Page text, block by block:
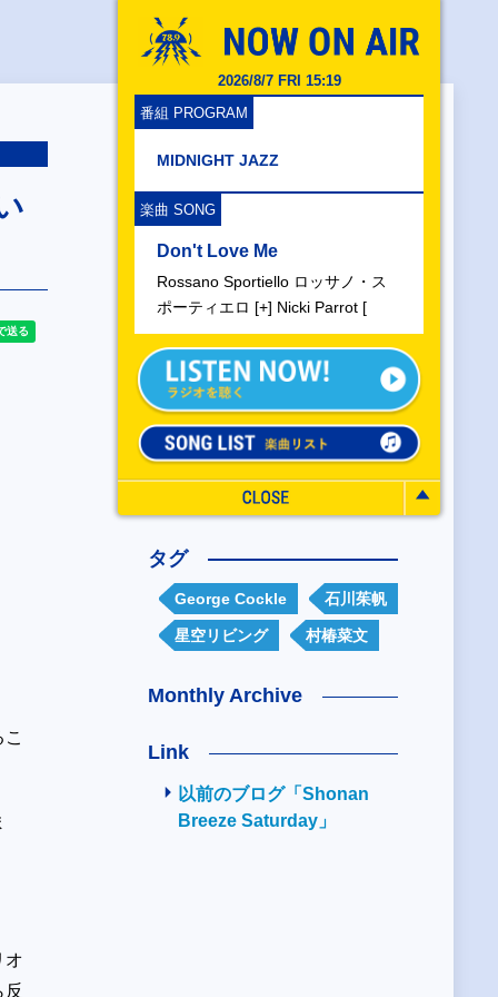
2026/8/7 FRI 15:19
番組 PROGRAM
MIDNIGHT JAZZ
楽曲 SONG
Don't Love Me
Rossano Sportiello ロッサノ・ス
ポーティエロ [+] Nicki Parrot [
オ
タグ
George Cockle 石川茱帆
星空リビング 村椿菜文
Monthly Archive
Link
以前のブログ「Shonan
Breeze Saturday」